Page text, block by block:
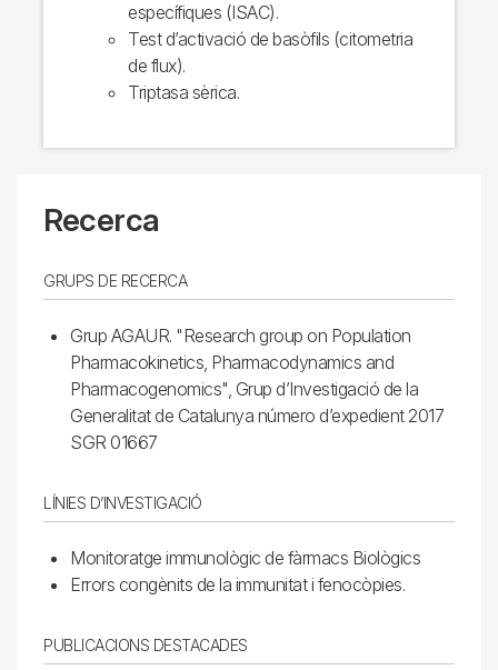
específiques (ISAC).
Test d’activació de basòfils (citometria
de flux).
Triptasa sèrica.
Recerca
GRUPS DE RECERCA
Grup AGAUR. "Research group on Population
Pharmacokinetics, Pharmacodynamics and
Pharmacogenomics", Grup d’Investigació de la
Generalitat de Catalunya número d’expedient 2017
SGR 01667
LÍNIES D’INVESTIGACIÓ
Monitoratge immunològic de fàrmacs Biològics
Errors congènits de la immunitat i fenocòpies.
PUBLICACIONS DESTACADES